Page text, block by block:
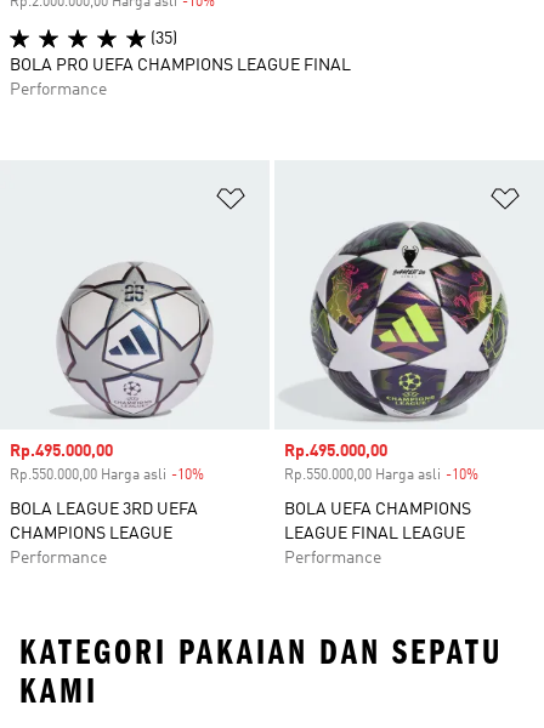
Harga penjualan
Rp.495.000,00
Rp.550.000,00 Harga asli -10%
BOLA LEAGUE 3RD UEFA
CHAMPIONS LEAGUE
Performance
Harga penjualan
Rp.495.000,00
Rp.550.000,00 Harga asli -10%
BOLA UEFA CHAMPIONS
LEAGUE FINAL LEAGUE
Performance
(35)
BOLA PRO UEFA CHAMPIONS LEAGUE FINAL
Performance
KATEGORI PAKAIAN DAN SEPATU
KAMI